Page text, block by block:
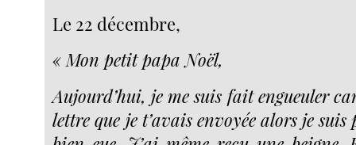
Le 22 décembre,
« Mon petit papa Noël,
Aujourd’hui, je me suis fait engueuler
lettre que je t’avais envoyée alors je suis